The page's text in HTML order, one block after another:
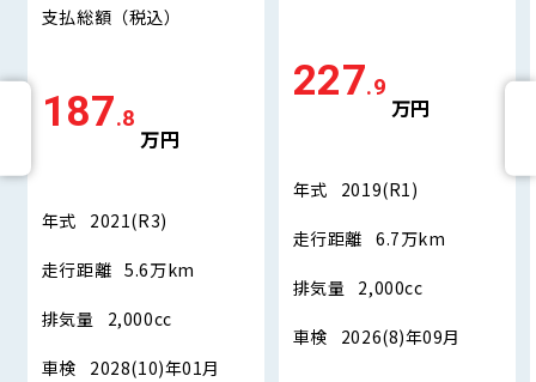
支払総額 （税込）
187.8
万円
年式 2021(R3)
走行距離 5.6万km
排気量 2,000cc
車検 2028(10)年01月
227.9
万円
年式 2019(R1)
走行距離 6.7万km
排気量 2,000cc
車検 2026(8)年09月